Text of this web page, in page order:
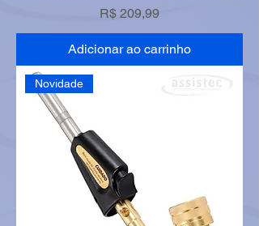
Preço
R$ 209,99
Adicionar ao carrinho
Novidade